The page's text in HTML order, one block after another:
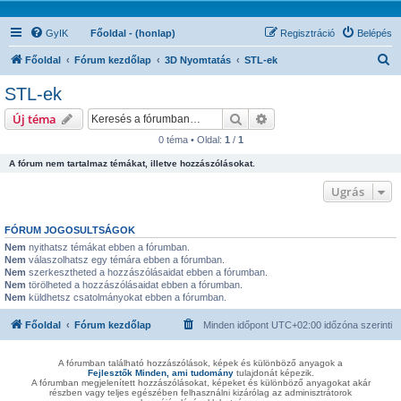
GyIK Főoldal - (honlap) Belépés
Regisztráció
Főoldal Fórum kezdőlap 3D Nyomtatás STL-ek
STL-ek
Új téma Keresés
0 téma • Oldal: 1 / 1
A fórum nem tartalmaz témákat, illetve hozzászólásokat.
Ugrás
FÓRUM JOGOSULTSÁGOK
Nem nyithatsz témákat ebben a fórumban.
Nem válaszolhatsz egy témára ebben a fórumban.
Nem szerkesztheted a hozzászólásaidat ebben a fórumban.
Nem törölheted a hozzászólásaidat ebben a fórumban.
Nem küldhetsz csatolmányokat ebben a fórumban.
Főoldal Fórum kezdőlap Minden időpont UTC+02:00 időzóna szerinti
A fórumban található hozzászólások, képek és különböző anyagok a
Fejlesztők Minden, ami tudománytulajdonát képezik.
A fórumban megjelenített hozzászólásokat, képeket és különböző anyagokat akár
részben vagy teljes egészében felhasználni kizárólag az adminisztrátorok